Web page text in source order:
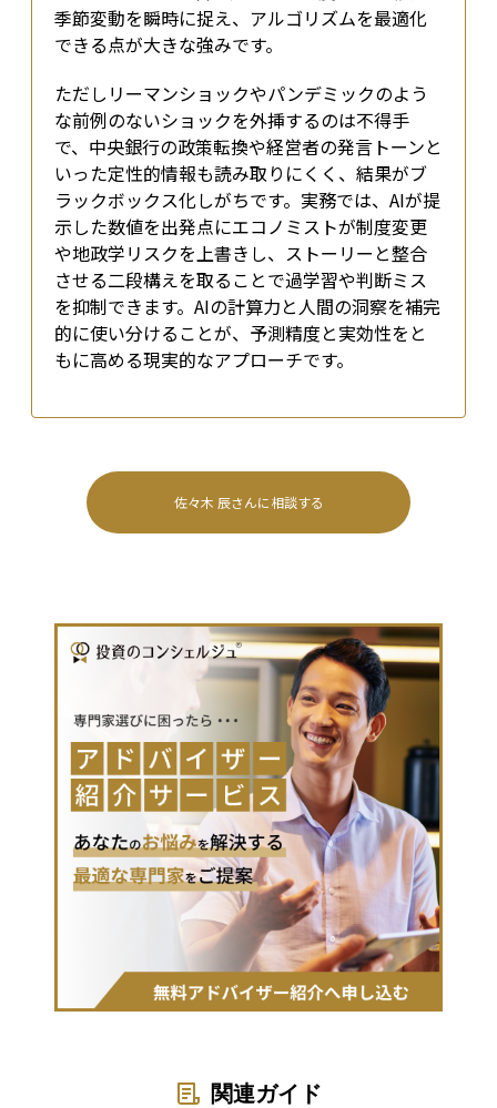
季節変動を瞬時に捉え、アルゴリズムを最適化
できる点が大きな強みです。
ただしリーマンショックやパンデミックのよう
な前例のないショックを外挿するのは不得手
で、中央銀行の政策転換や経営者の発言トーンと
いった定性的情報も読み取りにくく、結果がブ
ラックボックス化しがちです。実務では、AIが提
示した数値を出発点にエコノミストが制度変更
や地政学リスクを上書きし、ストーリーと整合
させる二段構えを取ることで過学習や判断ミス
を抑制できます。AIの計算力と人間の洞察を補完
的に使い分けることが、予測精度と実効性をと
もに高める現実的なアプローチです。
佐々木 辰さんに相談する
関連ガイド